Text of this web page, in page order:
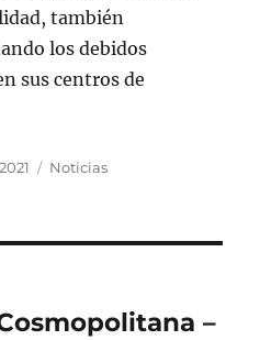
también
los debidos
sus centros de
Categorías
Noticias
–